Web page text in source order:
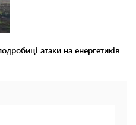
атаки на енергетиків